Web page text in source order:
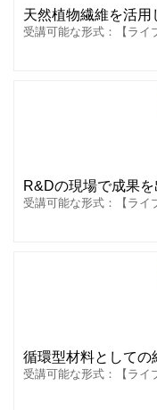
天然植物繊維を活
受講可能な形式：【ライ
R&Dの現場で成果
受講可能な形式：【ライ
循環型材料としての
受講可能な形式：【ライ